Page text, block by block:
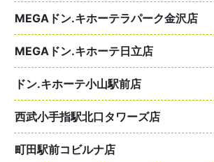
MEGAドン.キホーテラパーク金沢店
MEGAドン.キホーテ日立店
ドン.キホーテ小山駅前店
西武小手指駅北口タワーズ店
町田駅前コビルナ店